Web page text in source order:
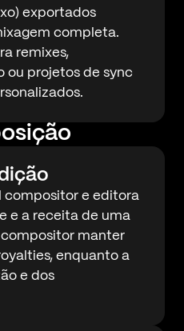
exportados
completa.
remixes,
ou projetos de sync
compositor e editora
e a receita de uma
manter
enquanto a
e dos